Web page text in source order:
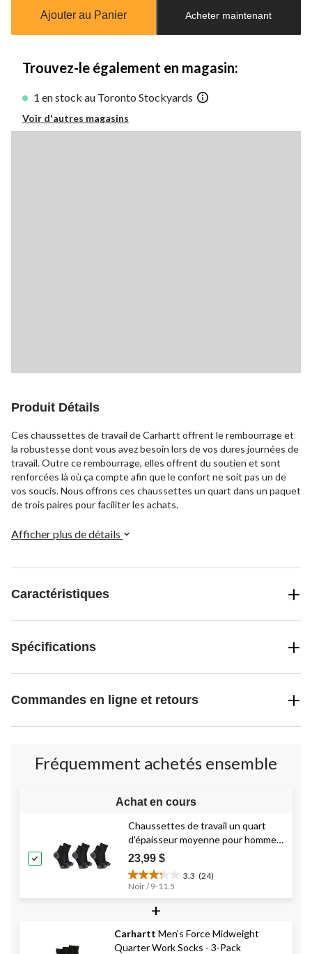
à
Ajouter au Panier Acheter maintenant
Trouvez-le également en magasin:
1 en stock au Toronto Stockyards
Voir d'autres magasins
Produit Détails
Ces chaussettes de travail de Carhartt offrent le rembourrage et
la robustesse dont vous avez besoin lors de vos dures journées de
travail. Outre ce rembourrage, elles offrent du soutien et sont
renforcées là où ça compte afin que le confort ne soit pas un de
vos soucis. Nous offrons ces chaussettes un quart dans un paquet
de trois paires pour faciliter les achats.
Afficher plus de détails
Caractéristiques
Spécifications
Commandes en ligne et retours
Fréquemment achetés ensemble
Achat en cours
Chaussettes de travail un quart
d'épaisseur moyenne pour hommes,
Carhartt
23,99 $
3.3 (24)
3.3
24
évaluations
Noir / 9-11.5
+
Carhartt Men's Force Midweight
Quarter Work Socks - 3-Pack